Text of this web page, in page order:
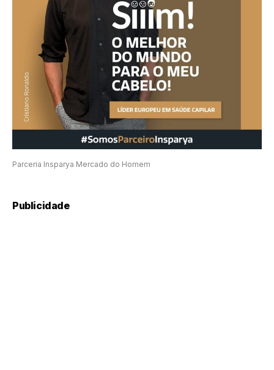
Parceria Insparya Mercado do Homem
Publicidade